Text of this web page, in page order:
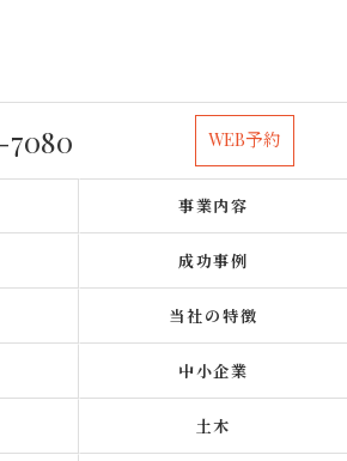
7080 WEB予約
事業内容
成功事例
当社の特徴
中小企業
土木